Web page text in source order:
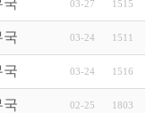
] 03-27 1515
] '2026 열린 여행상품 공
국 03-24 1511
)] 2026년 영주시 전담여
국 03-24 1516
폐쇄 안내
국 02-25 1803